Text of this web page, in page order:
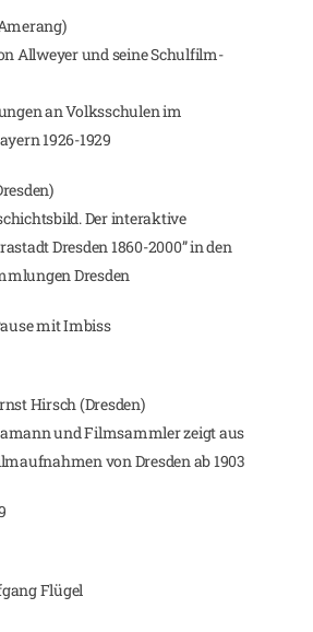
Allweyer und seine Schulfilm-
an Volksschulen im
1926-1929
Der interaktive
Dresden 1860-2000” in den
Dresden
mit Imbiss
Hirsch (Dresden)
und Filmsammler zeigt aus
von Dresden ab 1903
Flügel